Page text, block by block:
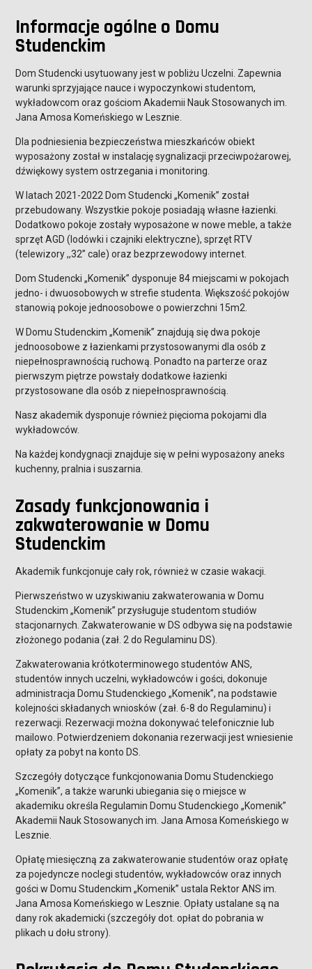
Informacje ogólne o Domu
Studenckim
Dom Studencki usytuowany jest w pobliżu Uczelni. Zapewnia
warunki sprzyjające nauce i wypoczynkowi studentom,
wykładowcom oraz gościom Akademii Nauk Stosowanych im.
Jana Amosa Komeńskiego w Lesznie.
Dla podniesienia bezpieczeństwa mieszkańców obiekt
wyposażony został w instalację sygnalizacji przeciwpożarowej,
dźwiękowy system ostrzegania i monitoring.
W latach 2021-2022 Dom Studencki „Komenik” został
przebudowany. Wszystkie pokoje posiadają własne łazienki.
Dodatkowo pokoje zostały wyposażone w nowe meble, a także
sprzęt AGD (lodówki i czajniki elektryczne), sprzęt RTV
(telewizory ,,32” cale) oraz bezprzewodowy internet.
Dom Studencki „Komenik” dysponuje 84 miejscami w pokojach
jedno- i dwuosobowych w strefie studenta. Większość pokojów
stanowią pokoje jednoosobowe o powierzchni 15m2.
W Domu Studenckim „Komenik” znajdują się dwa pokoje
jednoosobowe z łazienkami przystosowanymi dla osób z
niepełnosprawnością ruchową. Ponadto na parterze oraz
pierwszym piętrze powstały dodatkowe łazienki
przystosowane dla osób z niepełnosprawnością.
Nasz akademik dysponuje również pięcioma pokojami dla
wykładowców.
Na każdej kondygnacji znajduje się w pełni wyposażony aneks
kuchenny, pralnia i suszarnia.
Zasady funkcjonowania i
zakwaterowanie w Domu
Studenckim
Akademik funkcjonuje cały rok, również w czasie wakacji.
Pierwszeństwo w uzyskiwaniu zakwaterowania w Domu
Studenckim „Komenik” przysługuje studentom studiów
stacjonarnych. Zakwaterowanie w DS odbywa się na podstawie
złożonego podania (zał. 2 do Regulaminu DS).
Zakwaterowania krótkoterminowego studentów ANS,
studentów innych uczelni, wykładowców i gości, dokonuje
administracja Domu Studenckiego „Komenik”, na podstawie
kolejności składanych wniosków (zał. 6-8 do Regulaminu) i
rezerwacji. Rezerwacji można dokonywać telefonicznie lub
mailowo. Potwierdzeniem dokonania rezerwacji jest wniesienie
opłaty za pobyt na konto DS.
Szczegóły dotyczące funkcjonowania Domu Studenckiego
„Komenik”, a także warunki ubiegania się o miejsce w
akademiku określa Regulamin Domu Studenckiego „Komenik”
Akademii Nauk Stosowanych im. Jana Amosa Komeńskiego w
Lesznie.
Opłatę miesięczną za zakwaterowanie studentów oraz opłatę
za pojedyncze noclegi studentów, wykładowców oraz innych
gości w Domu Studenckim „Komenik” ustala Rektor ANS im.
Jana Amosa Komeńskiego w Lesznie. Opłaty ustalane są na
dany rok akademicki (szczegóły dot. opłat do pobrania w
plikach u dołu strony).